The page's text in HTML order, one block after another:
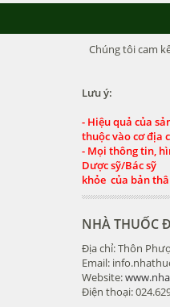
Chúng tôi cam
Lưu ý:
- Hiệu quả của
thuộc vào cơ địa
- Mọi thông tin,
Dược sỹ/Bác sỹ
khỏe của bản
NHÀ THUỐC
Địa chỉ: Thôn
Email:
Website:
Điện thoại: